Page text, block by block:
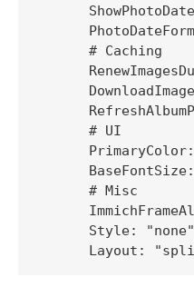
      # Caching
      # UI
      # Misc
      Style: "none"
Layout: